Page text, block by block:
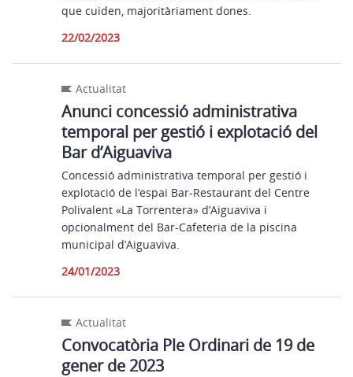
que cuiden, majoritàriament dones.
22/02/2023
Actualitat
Anunci concessió administrativa
temporal per gestió i explotació del
Bar d’Aiguaviva
Concessió administrativa temporal per gestió i
explotació de l’espai Bar-Restaurant del Centre
Polivalent «La Torrentera» d’Aiguaviva i
opcionalment del Bar-Cafeteria de la piscina
municipal d’Aiguaviva.
24/01/2023
Actualitat
Convocatòria Ple Ordinari de 19 de
gener de 2023